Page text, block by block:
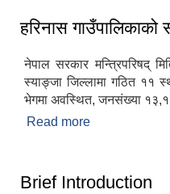
हरिनास गाउँपालिकाको
नेपाल सरकार मन्त्रिपरिषद्
स्याङ्जा जिल्लामा गठित ११
भेगमा अवस्थित, जनसंख्या
Read more
Brief Introduction